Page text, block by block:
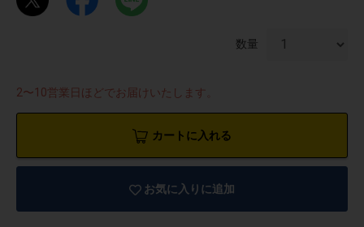
数量
2〜10営業日ほどでお届けいたします。
カートに入れる
お気に入りに追加
ッズ